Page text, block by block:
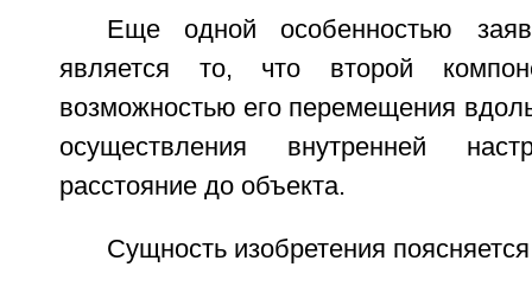
Еще одной особенностью
является то, что второй
возможностью его перемещения
осуществления внутренней
расстояние до объекта.
Сущность изобретения